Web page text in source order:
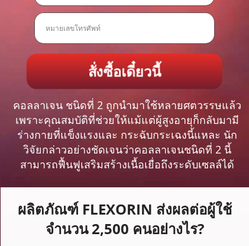
คอลลาเจน ชนิดที่ 2 ถูกนำมาใช้หลายศตวรรษแล้ว
เพราะคุณสมบัติที่ช่วยให้แม้แต่ผู้สูงอายุก็กลับมามี
ร่างกายที่แข็งแรงและ กระฉับกระเฉงนี้แหละ นัก
วิจัยกล่าวอย่างชัดเจนว่าคอลลาเจนชนิดที่ 2 นี้
สามารถฟื้นฟูเสริมสร้างเนื้อเยื่อถึงระดับเซลล์ได้
ผลิตภัณฑ์ FLEXORIN ส่งผลต่อผู้ใช้
จำนวน 2,500 คนอย่างไร?
สั่งซื้อเดี๋ยวนี้